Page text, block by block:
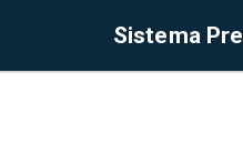
Sistema